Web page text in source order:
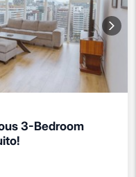
3-Bedroom